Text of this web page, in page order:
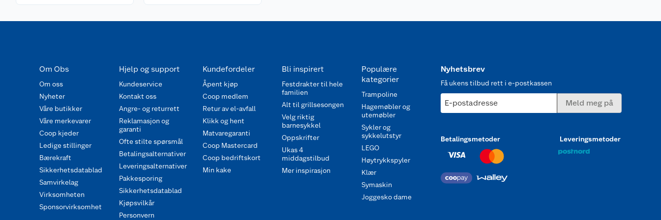
Om Obs
Om oss
Nyheter
Våre butikker
Våre merkevarer
Coop kjeder
Ledige stillinger
Bærekraft
Sikkerhetsdatablad
Samvirkelag
Virksomheten
Sponsorvirksomhet
Hjelp og support
Kundeservice
Kontakt oss
Angre- og returrett
Reklamasjon og
garanti
Ofte stilte spørsmål
Betalingsalternativer
Leveringsalternativer
Pakkesporing
Sikkerhetsdatablad
Kjøpsvilkår
Personvern
Kundefordeler
Åpent kjøp
Coop medlem
Retur av el-avfall
Klikk og hent
Matvaregaranti
Coop Mastercard
Coop bedriftskort
Min kake
Bli inspirert
Festdrakter til hele
familien
Alt til grillsesongen
Velg riktig
barnesykkel
Oppskrifter
Ukas 4
middagstilbud
Mer inspirasjon
Populære
kategorier
Trampoline
Hagemøbler og
utemøbler
Sykler og
sykkelutstyr
LEGO
Høytrykkspyler
Klær
Symaskin
Joggesko dame
Nyhetsbrev
Få ukens tilbud rett i e-postkassen
E-postadresse Meld meg på
Betalingsmetoder Leveringsmetoder